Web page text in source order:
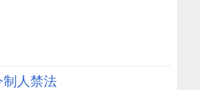
的人，才能做到真正有着海阔天空的
好在艰难中笑容。)那样胸襟空气的
去追求完美明天星辰。一切豁达大
制人禁法